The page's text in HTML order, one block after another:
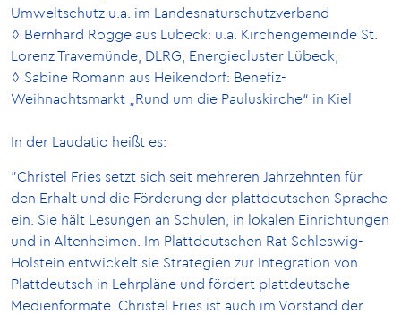
Umweltschutz u.a. im Landesnaturschutzverband
Bernhard Rogge aus Lübeck: u.a. Kirchengemeinde St.
Lorenz Travemünde, DLRG, Energiecluster Lübeck,
Sabine Romann aus Heikendorf: Benefiz-
Weihnachtsmarkt „Rund um die Pauluskirche“ in Kiel
In der Laudatio heißt es:
"Christel Fries setzt sich seit mehreren Jahrzehnten für
den Erhalt und die Förderung der plattdeutschen Sprache
ein. Sie hält Lesungen an Schulen, in lokalen Einrichtungen
und in Altenheimen. Im Plattdeutschen Rat Schleswig-
Holstein entwickelt sie Strategien zur Integration von
Plattdeutsch in Lehrpläne und fördert plattdeutsche
Medienformate. Christel Fries ist auch im Vorstand der